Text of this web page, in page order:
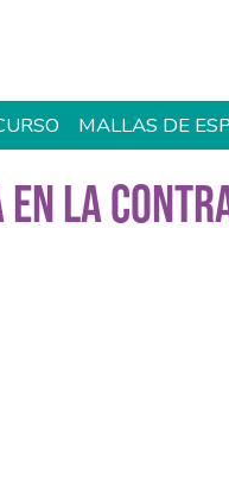
MALLAS DE
LA